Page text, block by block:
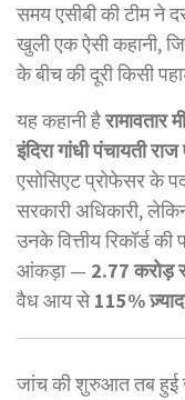
समय एसीबी की टीम
खुली एक ऐसी कहानी,
के बीच की दूरी किसी
यह कहानी हैरामावतार
इंदिरा गांधी पंचायती
एसोसिएट प्रोफेसर के
सरकारी अधिकारी,
उनके वित्तीय रिकॉर्ड
आंकड़ा — 2.77 करोड़
वैध आय से115%
जांच की शुरुआत तब हुई